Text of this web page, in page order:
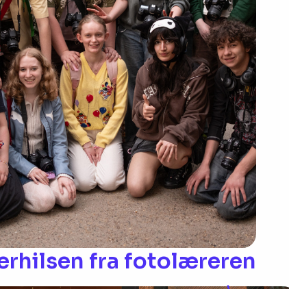
fra fotolæreren